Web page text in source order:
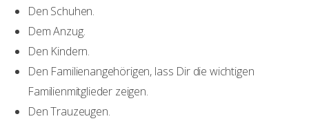
Den Schuhen.
Dem Anzug.
Den Kindern.
Den Familienangehörigen, lass Dir die wichtigen
Familienmitglieder zeigen.
Den Trauzeugen.